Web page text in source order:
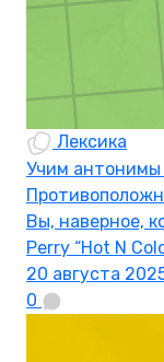
Лексика
Учим антонимы
Вы, наверное,
Perry “Hot N
20 августа
0